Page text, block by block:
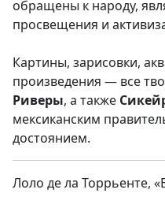
обращены к народу,
просвещения и
Картины, зарисовки,
произведения — все
Риверы, а также
мексиканским
достоянием.
Лоло де ла Торрьенте,